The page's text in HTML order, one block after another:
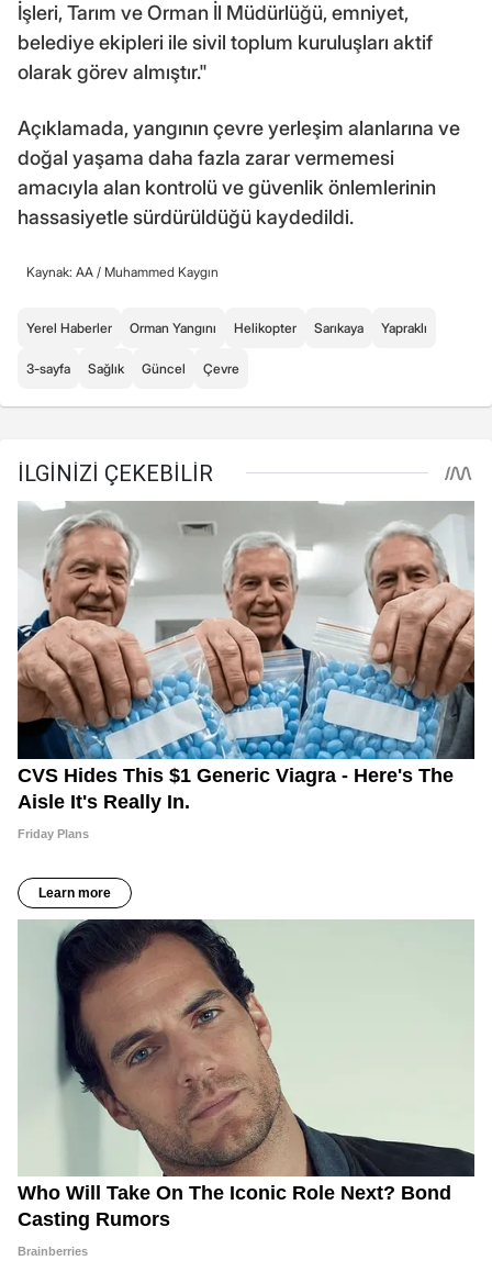
İşleri, Tarım ve Orman İl Müdürlüğü, emniyet,
belediye ekipleri ile sivil toplum kuruluşları aktif
olarak görev almıştır."
Açıklamada, yangının çevre yerleşim alanlarına ve
doğal yaşama daha fazla zarar vermemesi
amacıyla alan kontrolü ve güvenlik önlemlerinin
hassasiyetle sürdürüldüğü kaydedildi.
Kaynak: AA / Muhammed Kaygın
Yerel Haberler Orman Yangını Helikopter Sarıkaya Yapraklı
3-sayfa Sağlık Güncel Çevre